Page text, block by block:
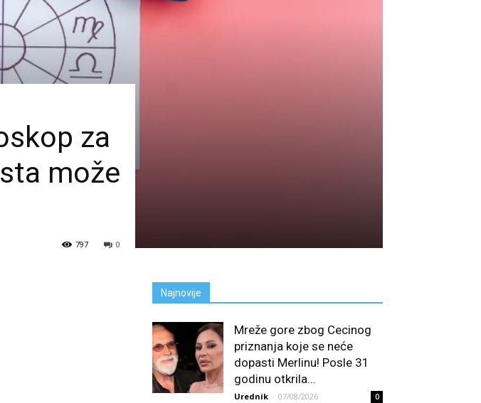
za
može
0
797
Najnovije
Mreže gore zbog Cecinog
priznanja koje se neće
dopasti Merlinu! Posle 31
godinu otkrila...
Urednik - 07/08/2026 0